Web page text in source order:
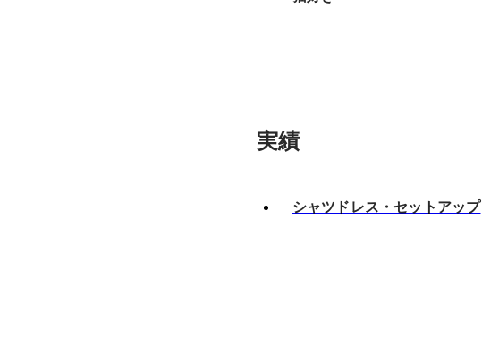
実績
シャツドレス・セットアップ